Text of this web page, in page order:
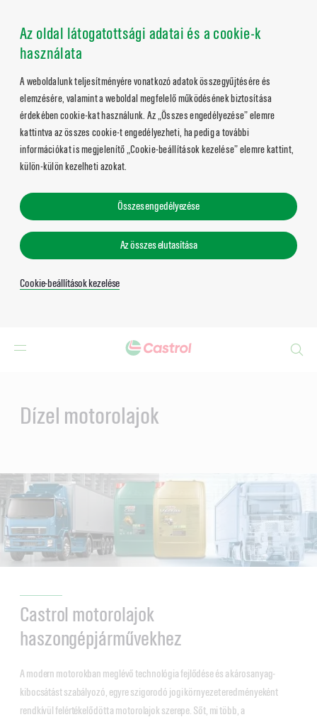
Az oldal látogatottsági adatai és a cookie-k
használata
A weboldalunk teljesítményére vonatkozó adatok összegyűjtésére és
elemzésére, valamint a weboldal megfelelő működésének biztosítása
érdekében cookie-kat használunk. Az „Összes engedélyezése” elemre
kattintva az összes cookie-t engedélyezheti, ha pedig a további
információkat is megjelenítő „Cookie-beállítások kezelése” elemre kattint,
külön-külön kezelheti azokat.
Összes engedélyezése
Az összes elutasítása
Cookie-beállítások kezelése
Dízel motorolajok
Castrol motorolajok
haszongépjárművekhez
A modern motorokban meglévő technológia fejlődése és a károsanyag-
kibocsátást szabályozó, egyre szigorodó jogi környezet eredményeként
rendkívül felértékelődött a motorolajok szerepe. Sőt, mi több, a